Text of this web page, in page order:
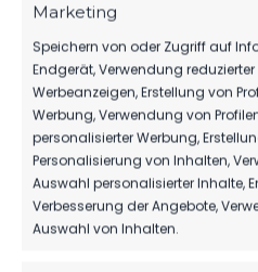
Marketing
Speichern von oder Zugriff auf
Endgerät, Verwendung
Werbeanzeigen, Erstellung von
Werbung, Verwendung von
personalisierter Werbung,
Personalisierung von Inhalten,
Auswahl personalisierter Inhalte,
Verbesserung der Angebote,
Auswahl von Inhalten.
FSV 63 Luckenwalde D1-
12. Mai 2024
Ähnlicher Beitrag
9.
MSV 1919 Neuruppin vs
FSV 63 Luckenwalde D2-
Jugend
8. Juni 2024
Ähnlicher Beitrag